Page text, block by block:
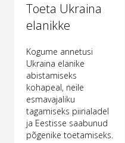
Toeta Ukraina
elanikke
Kogume annetusi
Ukraina elanike
abistamiseks
kohapeal, neile
esmavajaliku
tagamiseks piirialadel
ja Eestisse saabunud
põgenike toetamiseks.